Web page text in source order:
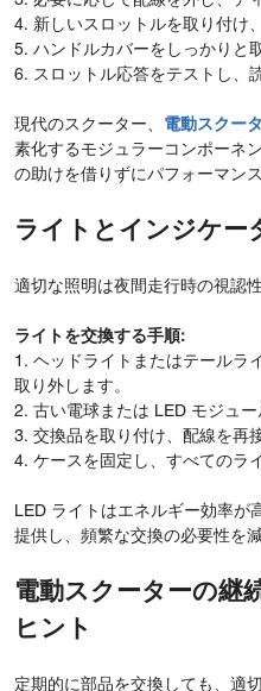
4. 新しいスロットルを取り付け
5. ハンドルカバーをしっかりと
6. スロットル応答をテストし、
現代のスクーター、 電動スクー
素化するモジュラーコンポーネ
の助けを借りずにパフォーマン
ライトとインジケー
適切な照明は夜間走行時の視認
ライトを交換する手順:
1. ヘッドライトまたはテールラ
取り外します。
2. 古い電球または LED モジュー
3. 交換品を取り付け、配線を再
4. ケースを固定し、すべてのラ
LED ライトはエネルギー効率が
提供し、頻繁な交換の必要性を
電動スクーターの継
ヒント
定期的に部品を交換しても、適